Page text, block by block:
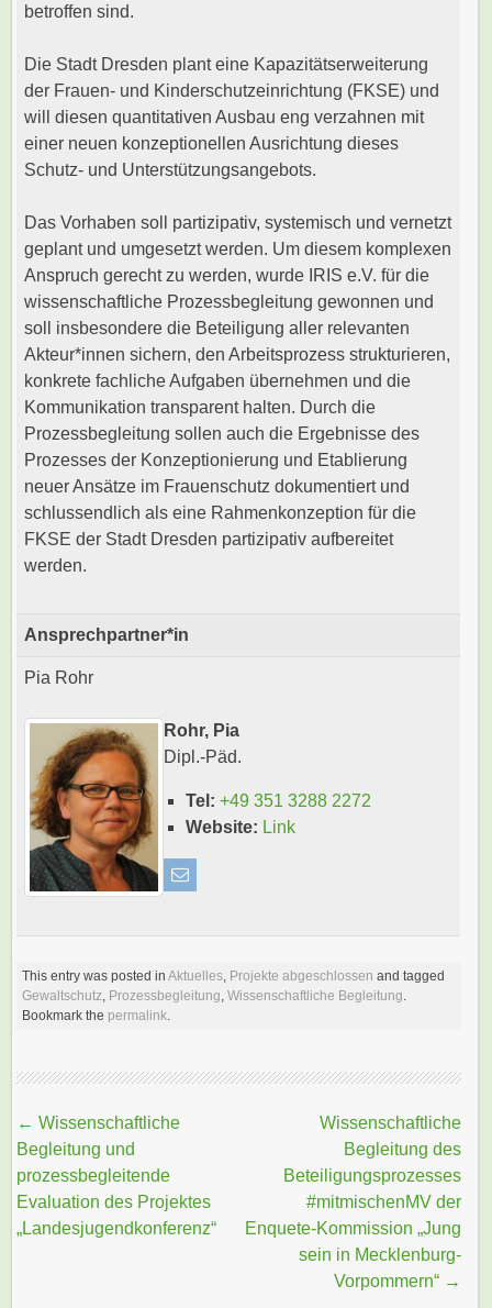
betroffen sind.
Die Stadt Dresden plant eine Kapazitätserweiterung
der Frauen- und Kinderschutzeinrichtung (FKSE) und
will diesen quantitativen Ausbau eng verzahnen mit
einer neuen konzeptionellen Ausrichtung dieses
Schutz- und Unterstützungsangebots.
Das Vorhaben soll partizipativ, systemisch und vernetzt
geplant und umgesetzt werden. Um diesem komplexen
Anspruch gerecht zu werden, wurde IRIS e.V. für die
wissenschaftliche Prozessbegleitung gewonnen und
soll insbesondere die Beteiligung aller relevanten
Akteur*innen sichern, den Arbeitsprozess strukturieren,
konkrete fachliche Aufgaben übernehmen und die
Kommunikation transparent halten. Durch die
Prozessbegleitung sollen auch die Ergebnisse des
Prozesses der Konzeptionierung und Etablierung
neuer Ansätze im Frauenschutz dokumentiert und
schlussendlich als eine Rahmenkonzeption für die
FKSE der Stadt Dresden partizipativ aufbereitet
werden.
Ansprechpartner*in
Pia Rohr
Rohr, Pia
Dipl.-Päd.
Tel: +49 351 3288 2272
Website: Link
This entry was posted inAktuelles Projekte abgeschlossen and tagged
Gewaltschutz Prozessbegleitung ,Wissenschaftliche Begleitung
Bookmark the permalink
Beitragsnavigation
← Wissenschaftliche
Begleitung und
prozessbegleitende
Evaluation des Projektes
„Landesjugendkonferenz“
Wissenschaftliche
Begleitung des
Beteiligungsprozesses
#mitmischenMV der
Enquete-Kommission „Jung
sein in Mecklenburg-
Vorpommern“ →